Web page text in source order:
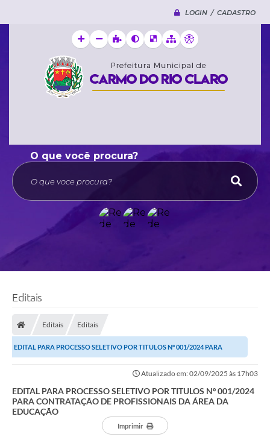
LOGIN / CADASTRO
O que voce procura?
Editais
Editais Editais
EDITAL PARA PROCESSO SELETIVO POR TITULOS Nº 001/2024 PARA
CONTRATAÇÃO DE PROFISSIONAIS DA ÁREA DA...
Atualizado em: 02/09/2025 às 17h03
EDITAL PARA PROCESSO SELETIVO POR TITULOS Nº 001/2024
PARA CONTRATAÇÃO DE PROFISSIONAIS DA ÁREA DA
EDUCAÇÃO
Imprimir